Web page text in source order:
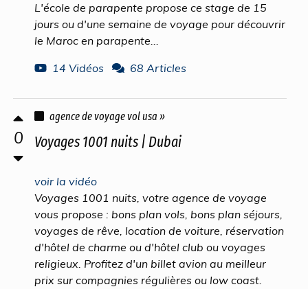
L'école de parapente propose ce stage de 15
jours ou d'une semaine de voyage pour découvrir
le Maroc en parapente...
14 Vidéos
68 Articles
0
agence de voyage vol usa »
Voyages 1001 nuits | Dubai
voir la vidéo
Voyages 1001 nuits, votre agence de voyage
vous propose : bons plan vols, bons plan séjours,
voyages de rêve, location de voiture, réservation
d'hôtel de charme ou d'hôtel club ou voyages
religieux. Profitez d'un billet avion au meilleur
prix sur compagnies régulières ou low coast.